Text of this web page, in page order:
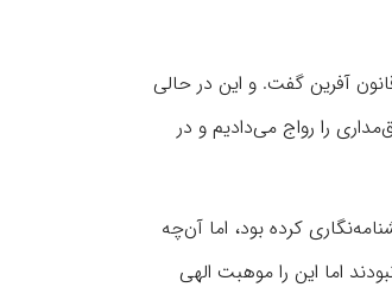
آفرین گفت. و این در حالی
را رواج می‌دادیم و در
کرده بود، اما آن‌چه
اما این را موهبت الهی